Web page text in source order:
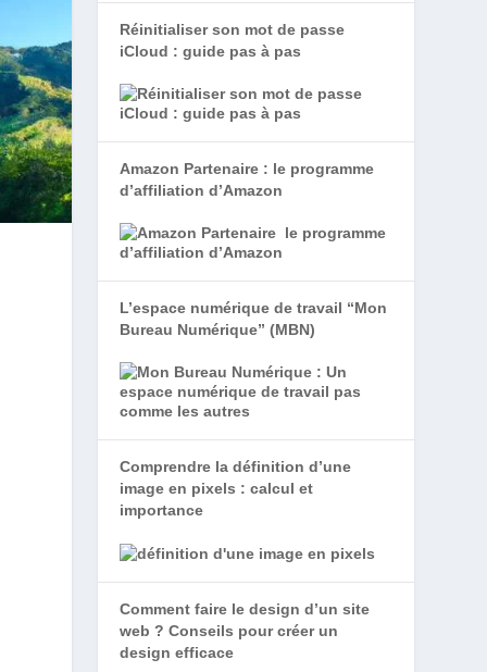
Réinitialiser son mot de passe
iCloud : guide pas à pas
Amazon Partenaire : le programme
d’affiliation d’Amazon
L’espace numérique de travail “Mon
Bureau Numérique” (MBN)
Comprendre la définition d’une
image en pixels : calcul et
importance
Comment faire le design d’un site
web ? Conseils pour créer un
design efficace